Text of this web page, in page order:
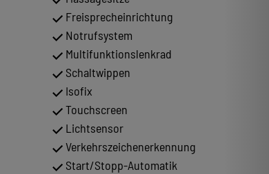
Freisprecheinrichtung
Notrufsystem
Multifunktionslenkrad
Schaltwippen
Isofix
Touchscreen
Lichtsensor
Verkehrszeichenerkennung
Start/Stopp-Automatik